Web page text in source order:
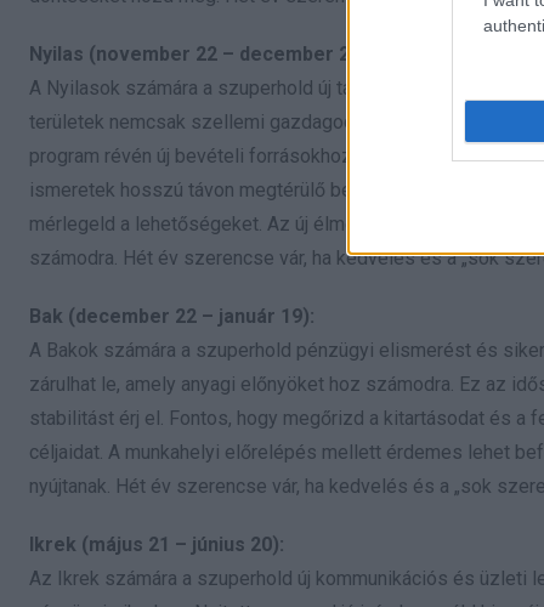
Nyilas (november 22 – december 21):
A Nyilasok számára a szuperhold új távlatokat nyithat meg,
területek nemcsak szellemi gazdagodást, hanem anyagi
program révén új bevételi forrásokhoz jutsz. Ne félj
ismeretek hosszú távon megtérülő befektetések lehetnek.
mérlegeld a lehetőségeket. Az új élmények révén olyan
számodra. Hét év szerencse vár, ha kedvelés és a „sok
Bak (december 22 – január 19):
A Bakok számára a szuperhold pénzügyi elismerést és
zárulhat le, amely anyagi előnyöket hoz számodra. Ez az
stabilitást érj el. Fontos, hogy megőrizd a kitartásodat és
céljaidat. A munkahelyi előrelépés mellett érdemes lehet
nyújtanak. Hét év szerencse vár, ha kedvelés és a „sok
Ikrek (május 21 – június 20):
Az Ikrek számára a szuperhold új kommunikációs és üzleti